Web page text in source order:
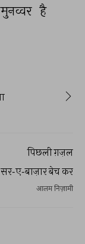
मुनव्वर है
पिछली ग़ज़ल
ए-बाज़ार बेच कर
आलम निज़ामी